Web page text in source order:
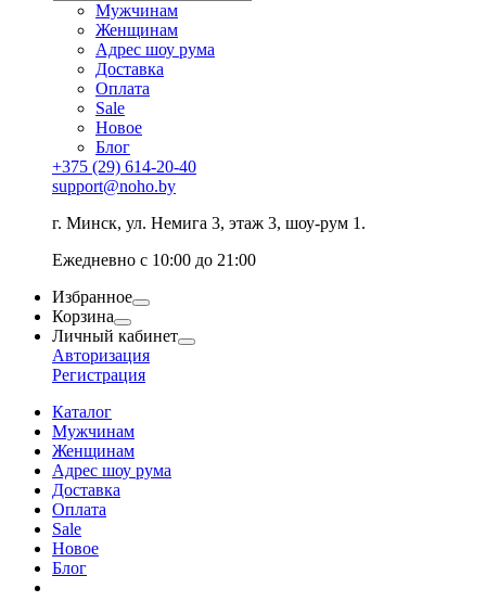
Мужчинам
Женщинам
Адрес шоу рума
Доставка
Оплата
Sale
Новое
Блог
+375 (29) 614-20-40
support@noho.by
г. Минск, ул. Немига 3, этаж 3, шоу-рум 1.
Ежедневно с 10:00 до 21:00
Избранное
Корзина
Личный кабинет
Авторизация
Регистрация
Каталог
Мужчинам
Женщинам
Адрес шоу рума
Доставка
Оплата
Sale
Новое
Блог